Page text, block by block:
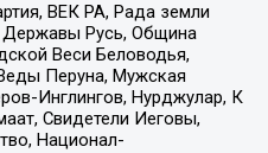
ВЕК РА, Рада земли
Русь, Община
Веси Беловодья,
Перуна, Мужская
Инглингов, Нурджулар, К
Свидетели Иеговы,
Национал-